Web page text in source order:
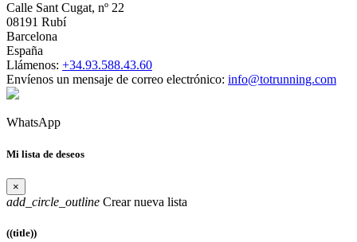
Calle Sant Cugat, nº 22
08191 Rubí
Barcelona
España
Llámenos: +34.93.588.43.60
Envíenos un mensaje de correo electrónico: info@totrunning.com
WhatsApp
Mi lista de deseos
×
add_circle_outline Crear nueva lista
((title))